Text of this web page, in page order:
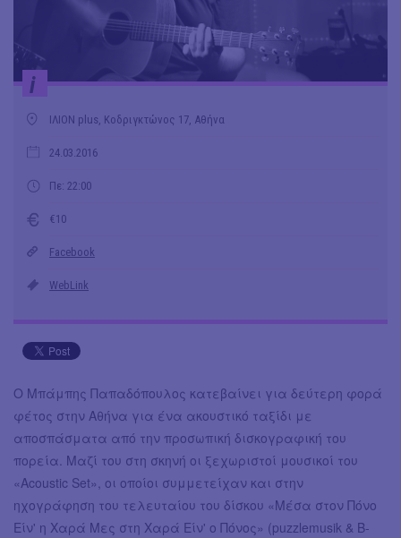
i
ΙΛΙΟΝ plus, Κοδριγκτώνος 17, Αθήνα
24.03.2016
Πε: 22:00
€10
Facebook
WebLink
Ο Μπάμπης Παπαδόπουλος κατεβαίνει για δεύτερη φορά
φέτος στην Αθήνα για ένα ακουστικό ταξίδι με
αποσπάσματα από την προσωπική δισκογραφική του
πορεία. Μαζί του στη σκηνή οι ξεχωριστοί μουσικοί του
«Acoustic Set», οι οποίοι συμμετείχαν και στην
ηχογράφηση του τελευταίου του δίσκου «Μέσα στον Πόνο
Είν' η Χαρά Μες στη Χαρά Είν' ο Πόνος» (puzzlemusik & B-